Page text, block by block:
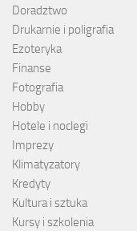
Doradztwo
Drukarnie i poligrafia
Ezoteryka
Finanse
Fotografia
Hobby
Hotele i noclegi
Imprezy
Klimatyzatory
Kredyty
Kultura i sztuka
Kursy i szkolenia